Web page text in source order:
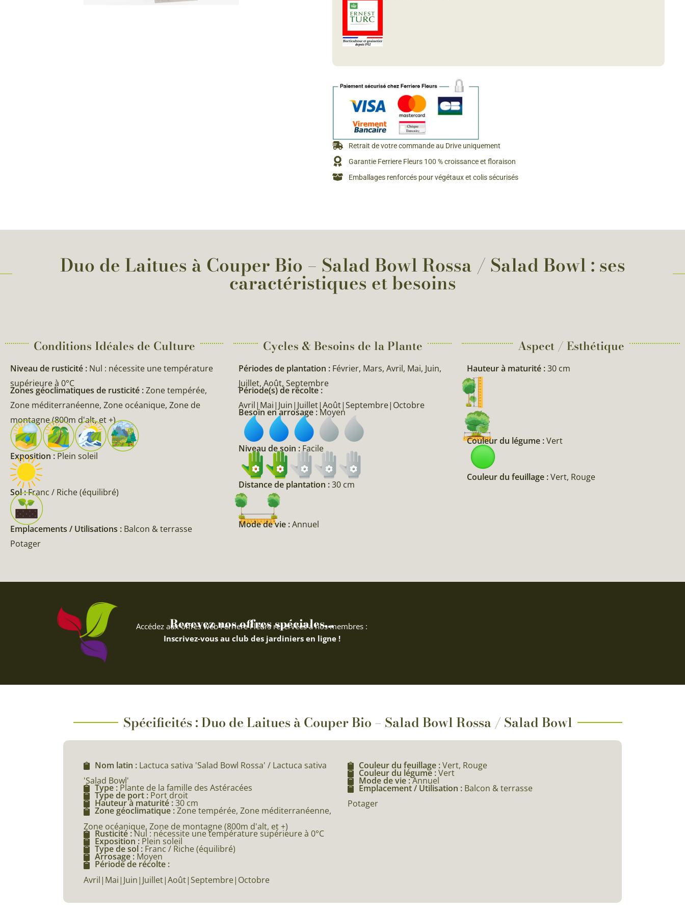
Bulbes du Potager
Retrait de votre commande au Drive uniquement
Garantie Ferriere Fleurs 100 % croissance et floraison
Emballages renforcés pour végétaux et colis sécurisés
Duo de Laitues à Couper Bio – Salad Bowl Rossa / Salad Bowl : ses
caractéristiques et besoins
Conditions Idéales de Culture
Niveau de rusticité : Nul : nécessite une température
supérieure à 0°C
Zones géoclimatiques de rusticité :Zone tempérée,
Zone méditerranéenne, Zone océanique, Zone de
montagne (800m d'alt, et +)
Exposition :Plein soleil
Sol :Franc / Riche (équilibré)
Emplacements / Utilisations : Balcon & terrasse
Potager
Cycles & Besoins de la Plante​
Périodes de plantation : Février, Mars, Avril, Mai, Juin,
Juillet, Août, Septembre
Période(s) de récolte :
Avril|Mai|Juin|Juillet|Août|Septembre|Octobre
Besoin en arrosage :Moyen
Niveau de soin :Facile
Distance de plantation :30 cm
Mode de vie :Annuel
Aspect / Esthétique
Hauteur à maturité :30 cm
Couleur du légume :Vert
Couleur du feuillage :Vert, Rouge
Recevez nos offres spéciales...
Accédez aux offres web Ferriere Fleurs réservées à nos membres :
Inscrivez-vous au club des jardiniers en ligne !
Spécificités : Duo de Laitues à Couper Bio – Salad Bowl Rossa / Salad Bowl
Nom latin : Lactuca sativa 'Salad Bowl Rossa' / Lactuca sativa
'Salad Bowl'
Type : Plante de la famille des Astéracées
Type de port : Port droit
Hauteur à maturité :30 cm
Zone géoclimatique :Zone tempérée, Zone méditerranéenne,
Zone océanique, Zone de montagne (800m d'alt, et +)
Rusticité :Nul : nécessite une température supérieure à 0°C
Exposition : Plein soleil
Type de sol : Franc / Riche (équilibré)
Arrosage : Moyen
Période de récolte :
Avril|Mai|Juin|Juillet|Août|Septembre|Octobre
Couleur du feuillage :Vert, Rouge
Couleur du légume :Vert
Mode de vie :Annuel
Emplacement / Utilisation : Balcon & terrasse
Potager